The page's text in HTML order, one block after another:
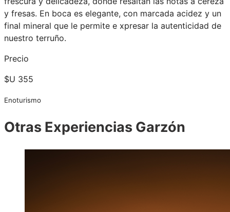
y fresas. En boca es elegante, con marcada acidez y un
final mineral que le permite e xpresar la autenticidad de
nuestro terruño.
Precio
$U 355
Enoturismo
Otras Experiencias Garzón